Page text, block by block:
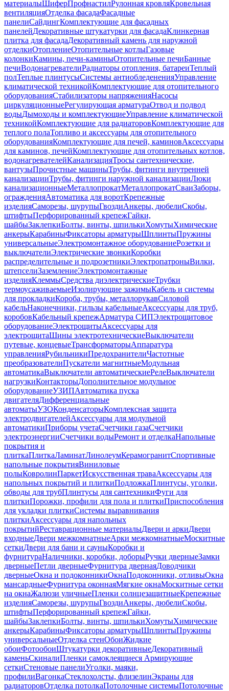
материалыШиферПрофнастилРулонная кровляКровельная
вентиляцияОтделка фасадаФасадные
панелиСайдингКомплектующие для фасадных
панелейДекоративные штукатурки для фасадаКлинкерная
плитка для фасадаДекоративный камень для наружной
отделкиОтоплениеОтопительные котлыГазовые
колонкиКамины, печи-каминыОтопительные печиБанные
печиВодонагревателиРадиаторы отопления, батареиТеплый
полТеплые плинтусыСистемы антиобледененияУправление
климатической техникойКомплектующие для отопительного
оборудованияСтабилизаторы напряженияНасосы
циркуляционныеРегулирующая арматураОтвод и подвод
водыДымоходы и комплектующиеУправление климатической
техникойКомплектующие для радиаторовКомплектующие для
теплого полаТопливо и аксессуары для отопительного
оборудованияКомплектующие для печей, каминовАксессуары
для каминов, печейКомплектующие для отопительных котлов,
водонагревателейКанализацияТросы сантехнические,
вантузыПрочистные машиныТрубы, фитинги внутренней
канализацииТрубы, фитинги наружной канализацииЛюки
канализационныеМеталлопрокатМеталлопрокатСваиЗаборы,
огражденияАвтоматика для воротКрепежные
изделияСаморезы, шурупыГвоздиАнкеры, дюбелиСкобы,
штифтыПерфорированный крепежГайки,
шайбыЗаклепкиБолты, винты, шпилькиХомутыХимические
анкерыКарабиныФиксаторы арматурыШплинтыПружины
универсальныеЭлектромонтажное оборудованиеРозетки и
выключателиЭлектрические звонкиКоробки
распределительные и подрозетникиЭлектропатроныВилки,
штепселиЗаземлениеЭлектромонтажные
изделияКлеммыСредства диэлектрическиеТрубки
термоусаживаемыеИзолирующие зажимыКабель и системы
для прокладкиКороба, трубы, металлорукавСиловой
кабельНаконечники, гильзы кабельныеАксессуары для труб,
коробовКабельный крепежАрматура СИПЭлектрощитовое
оборудованиеЭлектрощитыАксессуары для
электрощитаШины электротехническиеВыключатели
путевые, концевыеТрансформаторыАппаратура
управленияРубильникиПредохранителиЧастотные
преобразователиПускатели магнитныеМодульная
автоматикаВыключатели автоматическиеРелеВыключатели
нагрузкиКонтакторыДополнительное модульное
оборудованиеУЗИПАвтоматика пуска
двигателяДифференциальные
автоматыУЗОКонденсаторыКомплексная защита
электродвигателейАксессуары для модульной
автоматикиПриборы учетаСчетчики газаСчетчики
электроэнергииСчетчики водыРемонт и отделкаНапольные
покрытия и
плиткаПлиткаЛаминатЛинолеумКерамогранитСпортивные
напольные покрытияВиниловые
полыКовролинПаркетИскусственная траваАксессуары для
напольных покрытий и плиткиПодложкаПлинтусы, уголки,
обводы для трубПлинтусы для сантехникиФуги для
плиткиПорожки, профили для пола и плиткиПриспособления
для укладки плиткиСистемы выравнивания
плиткиАксессуары для напольных
покрытийРеставрационные материалыДвери и аркиДвери
входныеДвери межкомнатныеАрки межкомнатныеМоскитные
сеткиДвери для бани и сауныКоробки и
фурнитураНаличники, коробки, доборыРучки дверныеЗамки
дверныеПетли дверныеФурнитура двернаяДоводчики
дверныеОкна и подоконникиОкнаПодоконники, отливыОкна
мансардныеФурнитура оконнаяМягкие окнаМоскитные сетки
на окнаЖалюзи уличныеПленки солнцезащитныеКрепежные
изделияСаморезы, шурупыГвоздиАнкеры, дюбелиСкобы,
штифтыПерфорированный крепежГайки,
шайбыЗаклепкиБолты, винты, шпилькиХомутыХимические
анкерыКарабиныФиксаторы арматурыШплинтыПружины
универсальныеОтделка стенОбоиЖидкие
обоиФотообоиШтукатурки декоративныеДекоративный
каменьСкиналиПленки самоклеящиеся Армирующие
сеткиСтеновые панелиУголки, маяки,
профилиВагонкаСтеклохолсты, флизелинЭкраны для
радиаторовОтделка потолкаПотолочные системыПотолочные